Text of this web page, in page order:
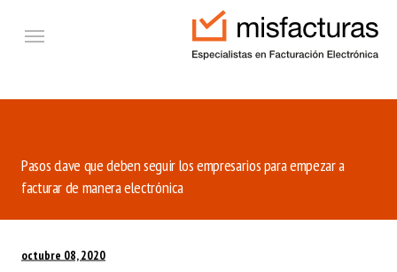
Ir al contenido principal
Pasos clave que deben seguir los empresarios para empezar a
facturar de manera electrónica
octubre 08, 2020